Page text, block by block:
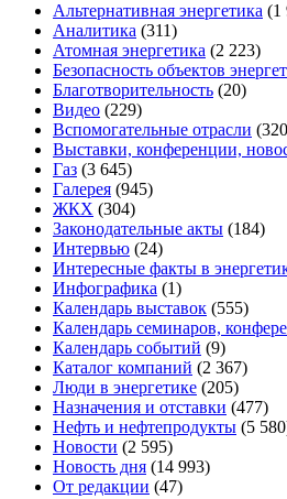
Альтернативная энергетика (1
Аналитика (311)
Атомная энергетика (2 223)
Безопасность объектов
Благотворительность (20)
Видео (229)
Вспомогательные отрасли
Выставки, конференции,
Газ (3 645)
Галерея (945)
ЖКХ (304)
Законодательные акты (184)
Интервью (24)
Интересные факты в
Инфографика (1)
Календарь выставок (555)
Календарь семинаров,
Календарь событий (9)
Каталог компаний (2 367)
Люди в энергетике (205)
Назначения и отставки (477)
Нефть и нефтепродукты (5
Новости (2 595)
Новость дня (14 993)
От редакции (47)